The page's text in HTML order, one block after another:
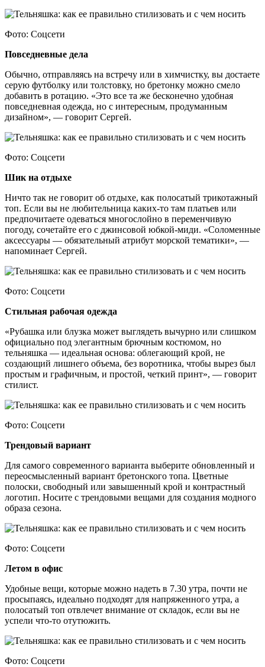
Фото: Соцсети
Повседневные дела
Обычно, отправляясь на встречу или в химчистку, вы достаете
серую футболку или толстовку, но бретонку можно смело
добавить в ротацию. «Это все та же бесконечно удобная
повседневная одежда, но с интересным, продуманным
дизайном», — говорит Сергей.
Фото: Соцсети
Шик на отдыхе
Ничто так не говорит об отдыхе, как полосатый трикотажный
топ. Если вы не любительница каких-то там платьев или
предпочитаете одеваться многослойно в переменчивую
погоду, сочетайте его с джинсовой юбкой-миди. «Соломенные
аксессуары — обязательный атрибут морской тематики», —
напоминает Сергей.
Фото: Соцсети
Стильная рабочая одежда
«Рубашка или блузка может выглядеть вычурно или слишком
официально под элегантным брючным костюмом, но
тельняшка — идеальная основа: облегающий крой, не
создающий лишнего объема, без воротника, чтобы вырез был
простым и графичным, и простой, четкий принт», — говорит
стилист.
Фото: Соцсети
Трендовый вариант
Для самого современного варианта выберите обновленный и
переосмысленный вариант бретонского топа. Цветные
полоски, свободный или завышенный крой и контрастный
логотип. Носите с трендовыми вещами для создания модного
образа сезона.
Фото: Соцсети
Летом в офис
Удобные вещи, которые можно надеть в 7.30 утра, почти не
просыпаясь, идеально подходят для напряженного утра, а
полосатый топ отвлечет внимание от складок, если вы не
успели что-то отутюжить.
Фото: Соцсети